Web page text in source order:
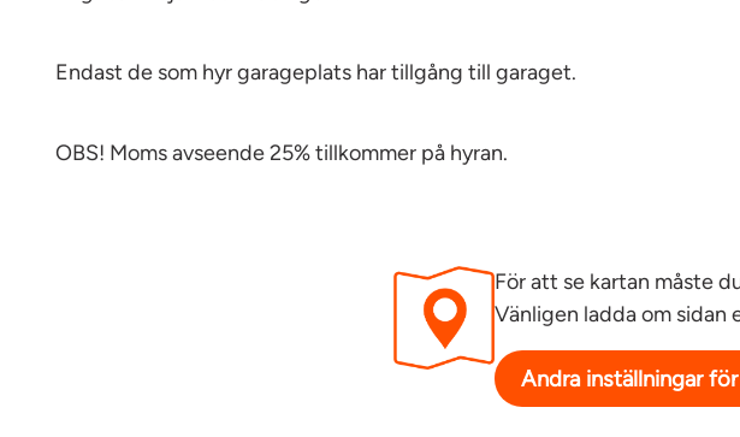
Endast de som hyr garageplats har tillgång till garaget.
OBS! Moms avseende 25% tillkommer på hyran.
För att se kartan måste
Vänligen ladda om
Andra inställningar